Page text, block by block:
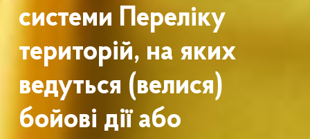
системи Переліку
територій, на яких
ведуться (велися)
бойові дії або